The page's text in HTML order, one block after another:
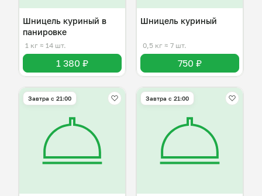
Шницель куриный в
панировке
1 кг ≈ 14 шт.
1 380 ₽
Шницель куриный
0,5 кг ≈ 7 шт.
750 ₽
Завтра c 21:00 Завтра c 21:00